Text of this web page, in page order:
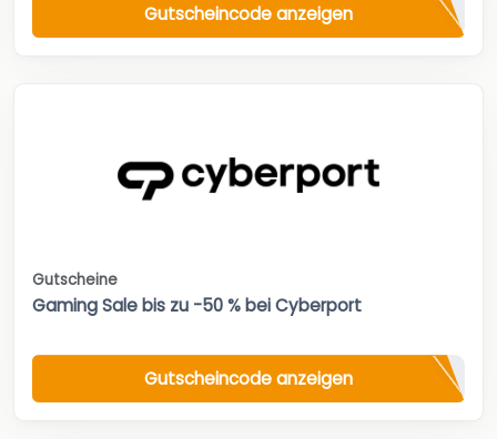
Gutscheincode anzeigen
Gutscheine
Gaming Sale bis zu -50 % bei Cyberport
Gutscheincode anzeigen